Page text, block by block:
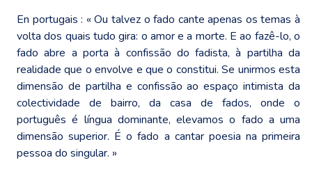
En portugais : « Ou talvez o fado cante apenas os temas à
volta dos quais tudo gira: o amor e a morte. E ao fazê-lo, o
fado abre a porta à confissão do fadista, à partilha da
realidade que o envolve e que o constitui. Se unirmos esta
dimensão de partilha e confissão ao espaço intimista da
colectividade de bairro, da casa de fados, onde o
português é língua dominante, elevamos o fado a uma
dimensão superior. É o fado a cantar poesia na primeira
pessoa do singular. »